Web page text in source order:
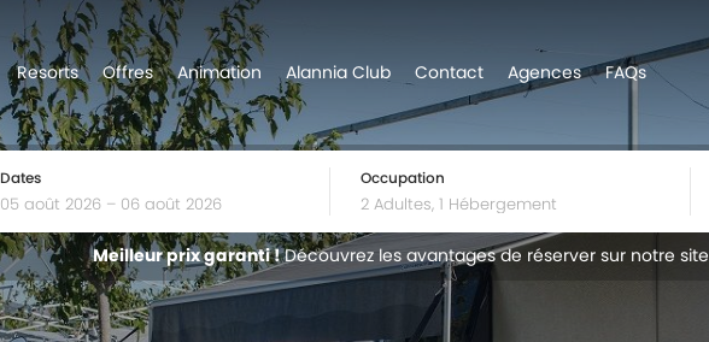
Resorts Offres Animation Alannia Club Contact Agences FAQs
Dates Occupation
Meilleur prix garanti ! Découvrez les avantages de réserver sur notre site